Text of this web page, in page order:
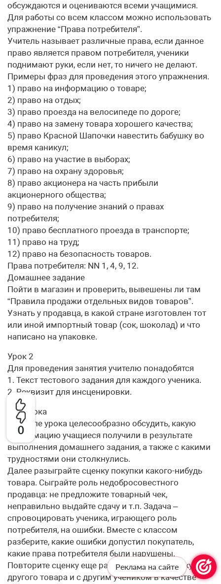
0
обсуждаются и оцениваются всеми учащимися.
Для работы со всем классом можно использовать
упражнение “Права потребителя”.
Учитель называет различные права, если данное
право является правом потребителя, ученики
поднимают руки, если нет, то ничего не делают.
Примеры фраз для проведения этого упражнения.
1) право на информацию о товаре;
2) право на отдых;
3) право проезда на велосипеде по дороге;
4) право на замену товара хорошего качества;
5) право Красной Шапочки навестить бабушку во
время каникул;
6) право на участие в выборах;
7) право на охрану здоровья;
8) право акционера на часть прибыли
акционерного общества;
9) право на получение знаний о правах
потребителя;
10) право бесплатного проезда в транспорте;
11) право на труд;
12) право на безопасность товаров.
Права потребителя: NN 1, 4, 9, 12.
Домашнее задание
Пойти в магазин и проверить, вывешены ли там
“Правила продажи отдельных видов товаров”.
Узнать у продавца, в какой стране изготовлен тот
или иной импортный товар (сок, шоколад) и что
написано на упаковке.
Урок 2
Для проведения занятия учителю понадобятся
1. Текст тестового задания для каждого ученика.
2. Реквизит для инсценировки.
Ход урока
В начале урока целесообразно обсудить, какую
информацию учащиеся получили в результате
выполнения домашнего задания, а также с какими
трудностями они столкнулись.
Далее разыграйте сценку покупки какого-нибудь
товара. Сыграйте роль недобросовестного
продавца: не предложите товарный чек,
неправильно выдайте сдачу и т.п. Задача –
спровоцировать ученика, играющего роль
потребителя, на ошибки. Вместе с классом
разберите, какие ошибки допустил покупатель,
какие права потребителя были нарушены.
Повторите сценку еще раз, изображая покупку
другого товара и с другим учеником в качестве
Реклама на сайте